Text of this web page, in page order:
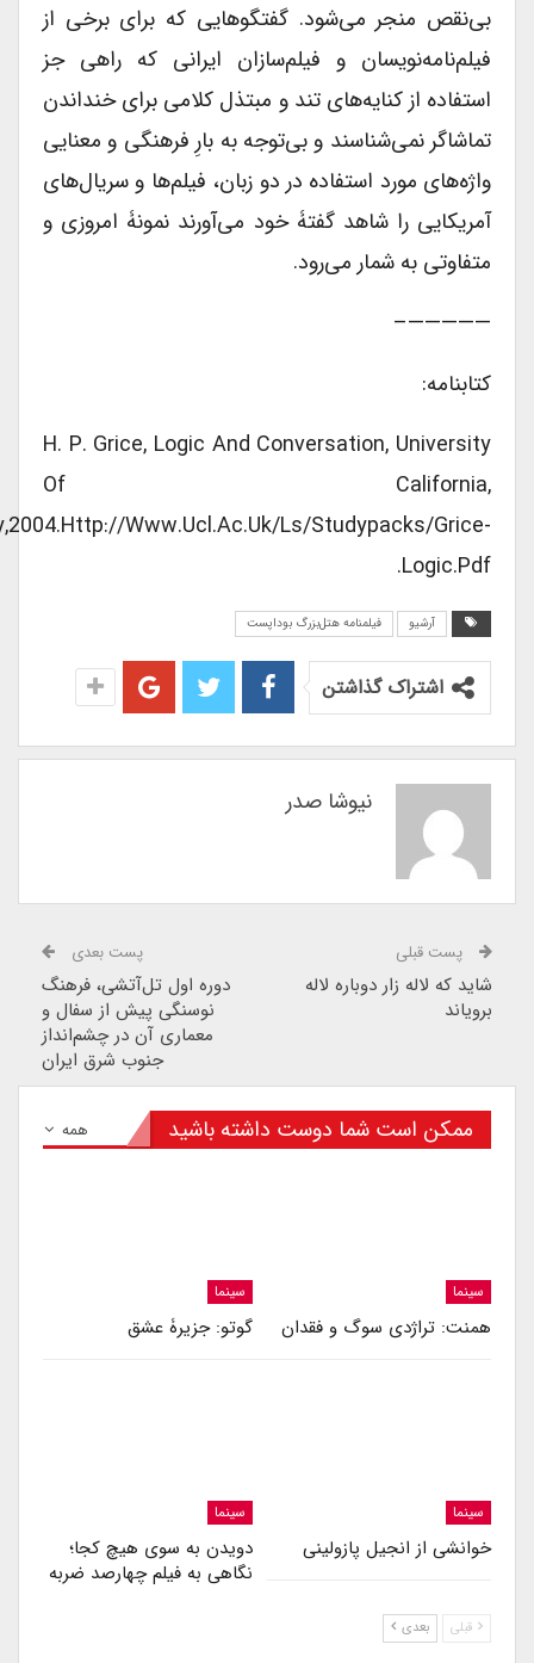
بی‌نقص منجر می‌شود. گفتگوهایی که برای برخی از
فیلم‌نامه‌نویسان و فیلم‌سازان ایرانی که راهی جز
استفاده از کنایه‌های تند و مبتذل کلامی برای خنداندن
تماشاگر نمی‌شناسند و بی‌توجه به بارِ فرهنگی و معنایی
واژه‌های مورد استفاده در دو زبان، فیلم‌ها و سریال‌های
آمریکایی را شاهد گفتۀ خود می‌آورند نمونۀ امروزی و
متفاوتی به شمار می‌رود.
—————–
کتابنامه:
H. P. Grice, Logic And Conversation, University
Of California,
www.ucl.ac.uk/ls/studypacks/Grice-
Logic.pdf.
آرشیو فیلمنامه هتل‌بزرگ بوداپست
اشتراک گذاشتن
نیوشا صدر
پست قبلی
شاید که لاله زار دوباره لاله
برویاند
پست بعدی
دوره اول تل‌آتشی، فرهنگ
نوسنگی پیش از سفال و
معماری آن در چشم‌انداز
جنوب شرق ایران
همه ممکن است شما دوست داشته باشید
سینما
همنت: تراژدی سوگ و فقدان
سینما
گوتو: جزیرۀ عشق
سینما
خوانشی از انجیل پازولینی
سینما
دویدن به سوی هیچ کجا؛
نگاهی به فیلم چهارصد ضربه
قبلی بعدی